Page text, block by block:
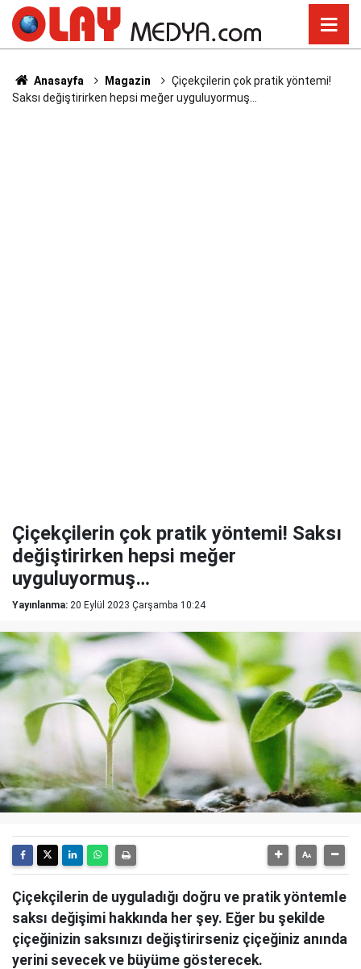
Anasayfa Magazin
Çiçekçilerin çok pratik yöntemi!
Saksı değiştirirken hepsi meğer uyguluyormuş…
Çiçekçilerin çok pratik yöntemi! Saksı
değiştirirken hepsi meğer
uyguluyormuş…
Yayınlanma: 20 Eylül 2023 Çarşamba 10:24
Çiçekçilerin de uyguladığı doğru ve pratik yöntemle
saksı değişimi hakkında her şey. Eğer bu şekilde
çiçeğinizin saksınızı değiştirirseniz çiçeğiniz anında
yerini sevecek ve büyüme gösterecek.